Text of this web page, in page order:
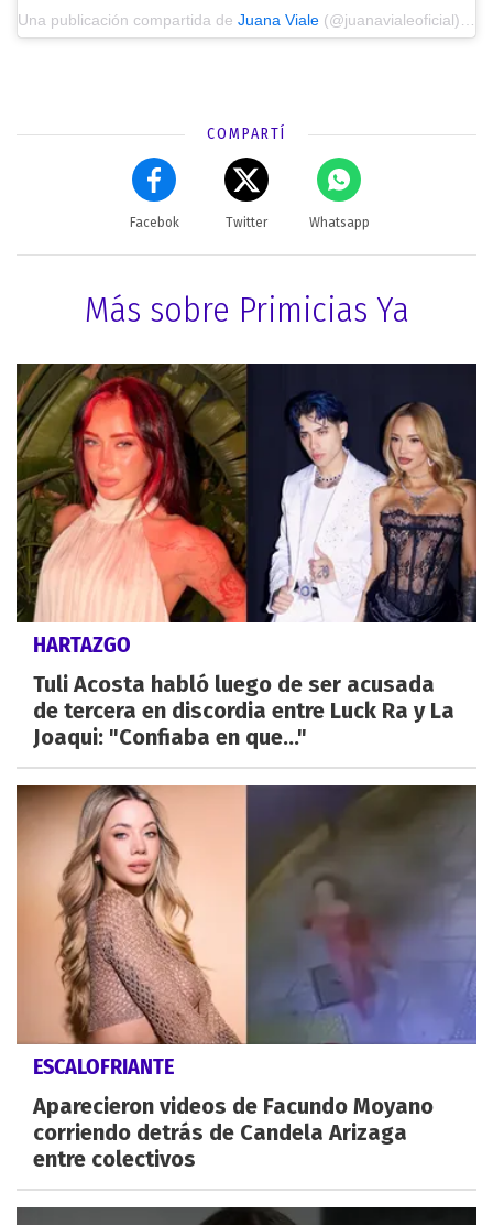
Una publicación compartida de Juana Viale (@juanavialeoficial) el
COMPARTÍ
Facebok Twitter Whatsapp
Más sobre Primicias Ya
HARTAZGO
Tuli Acosta habló luego de ser acusada
de tercera en discordia entre Luck Ra y La
Joaqui: "Confiaba en que..."
ESCALOFRIANTE
Aparecieron videos de Facundo Moyano
corriendo detrás de Candela Arizaga
entre colectivos